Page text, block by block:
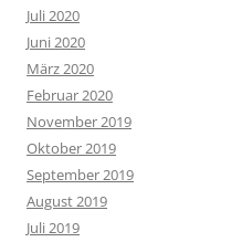
Juli 2020
Juni 2020
März 2020
Februar 2020
November 2019
Oktober 2019
September 2019
August 2019
Juli 2019